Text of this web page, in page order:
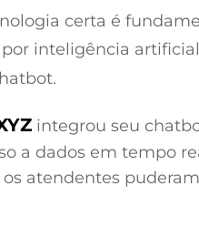
certa é
inteligência artificial
integrou seu
a dados em tempo
os atendentes